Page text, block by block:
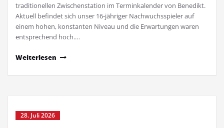
traditionellen Zwischenstation im Terminkalender von Benedikt.
Aktuell befindet sich unser 16-jähriger Nachwuchsspieler auf
einem hohen, konstanten Niveau und die Erwartungen waren
entsprechend hoch.…
Weiterlesen
28. Juli 2026